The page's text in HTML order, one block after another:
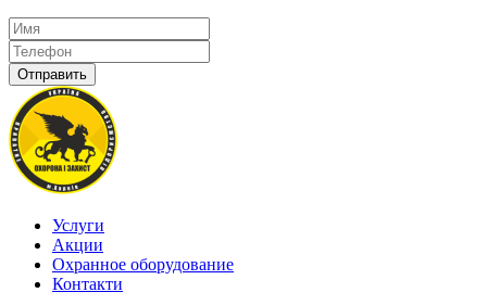
Отправить
Услуги
Акции
Охранное оборудование
Контакти